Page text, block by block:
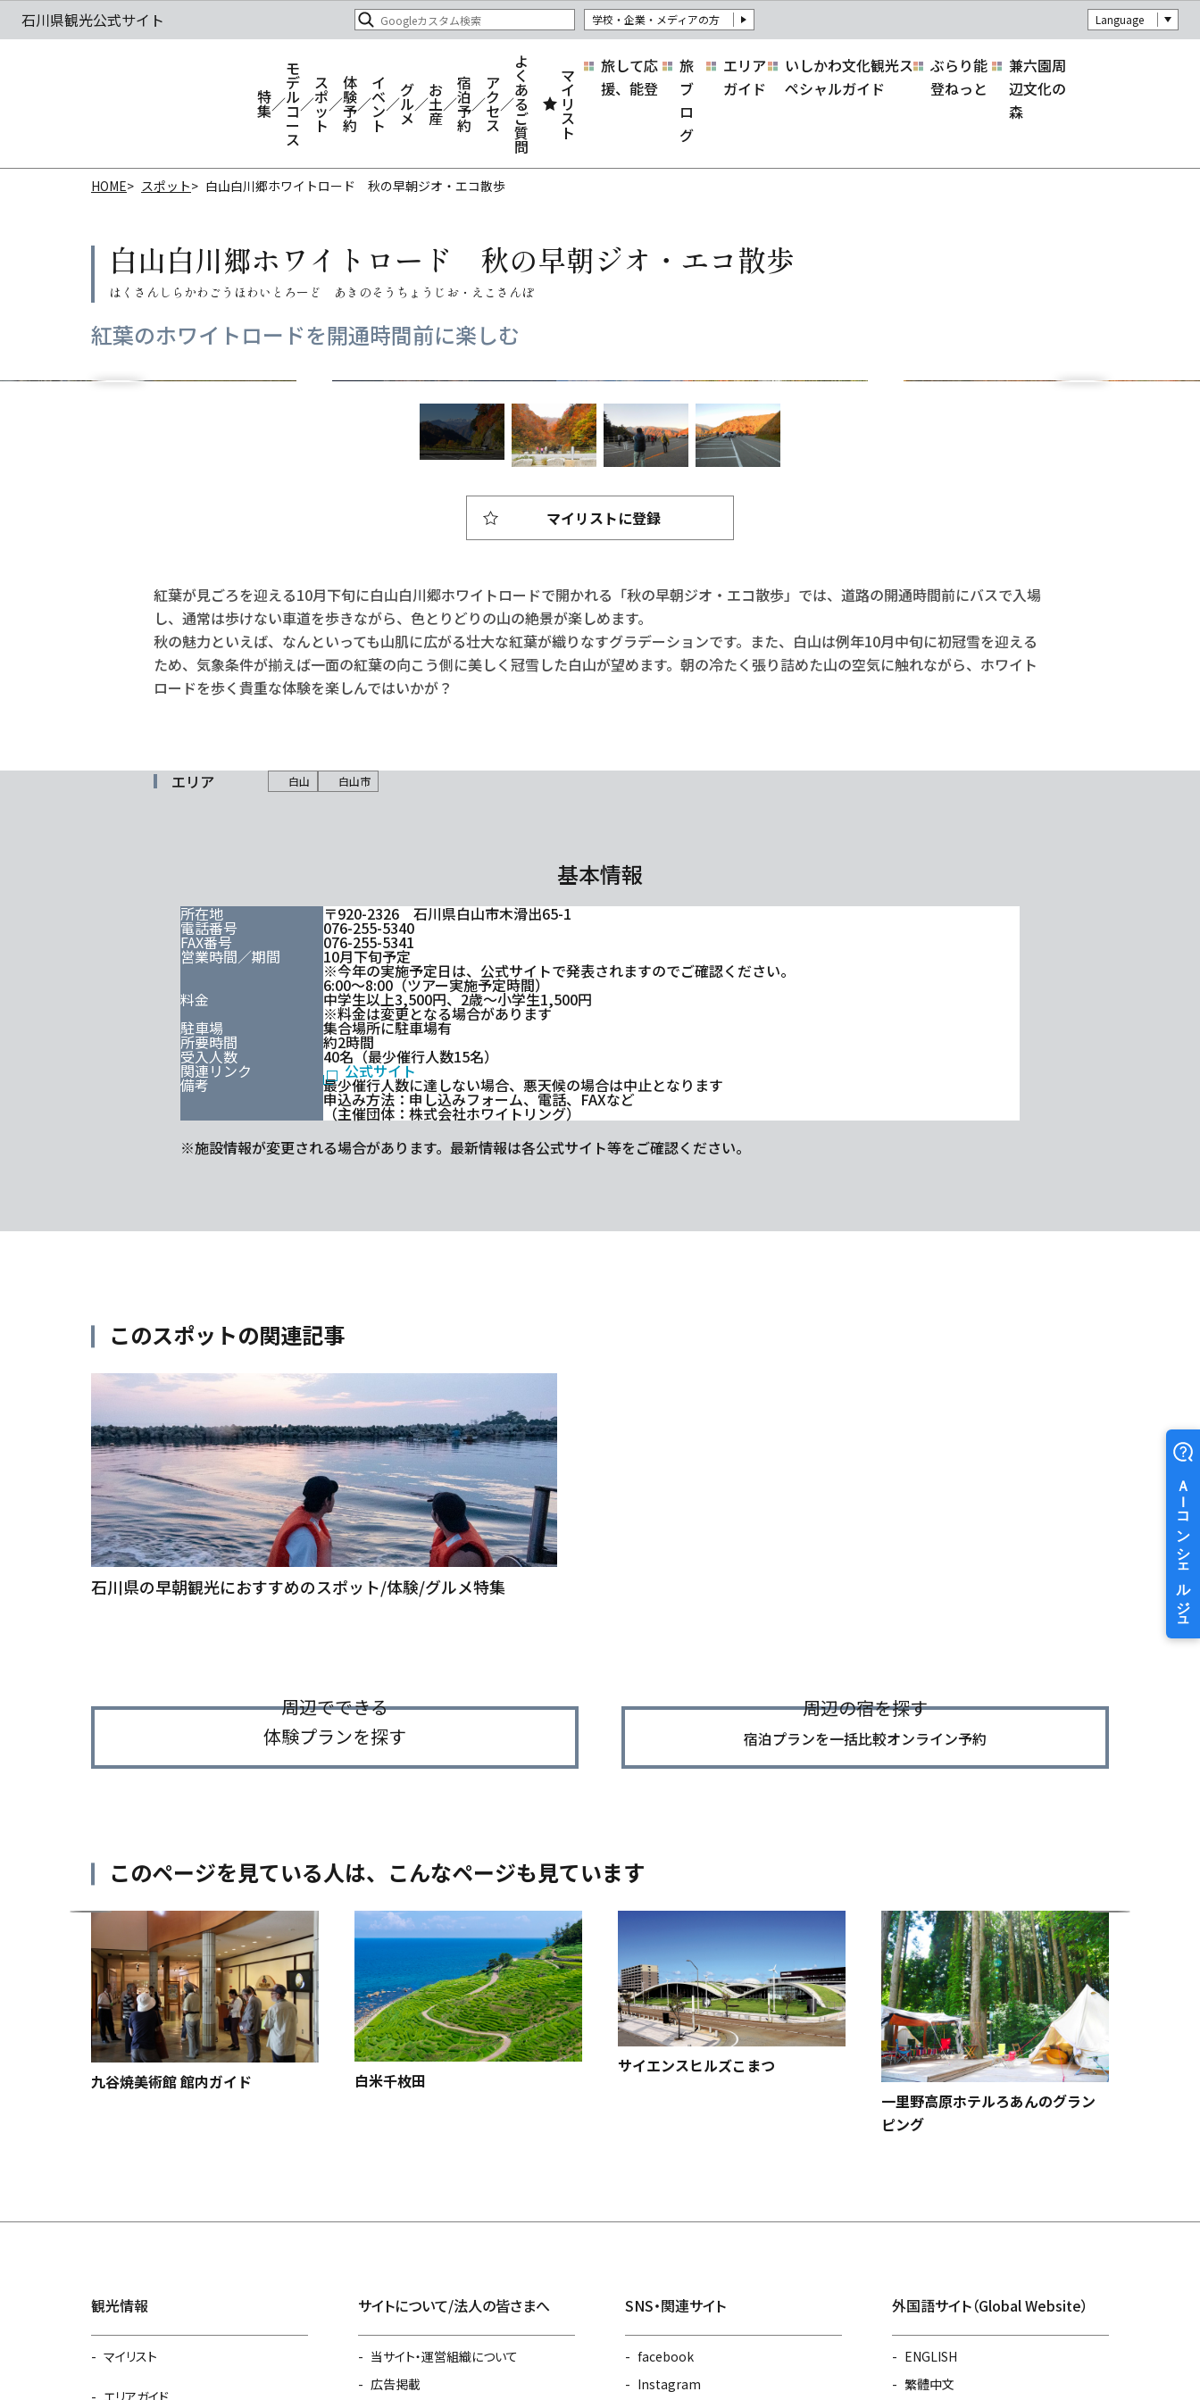
学校・企業・メディアの方 Language
特
集
モ
デ
ル
コ
ー
ス
ス
ポ
ッ
ト
体
験
予
約
イ
ベ
ン
ト
グ
ル
メ
お
土
産
宿
泊
予
約
ア
ク
セ
ス
よ
く
あ
る
ご
質
問
マ
イ
リ
ス
ト
旅して応
援、能登
旅
ブ
ロ
グ
エリア
ガイド
いしかわ文化観光ス
ペシャルガイド
ぶらり能
登ねっと
兼六園周
辺文化の
森
HOME スポット 白山白川郷ホワイトロード 秋の早朝ジオ・エコ散歩
白山白川郷ホワイトロード 秋の早朝ジオ・エコ散歩
紅葉のホワイトロードを開通時間前に楽しむ
紅葉が見ごろを迎える10月下旬に白山白川郷ホワイトロードで開かれる「秋の早朝ジオ・エコ散歩」では、道路の開通時間前にバスで入場
し、通常は歩けない車道を歩きながら、色とりどりの山の絶景が楽しめます。
秋の魅力といえば、なんといっても山肌に広がる壮大な紅葉が織りなすグラデーションです。また、白山は例年10月中旬に初冠雪を迎える
ため、気象条件が揃えば一面の紅葉の向こう側に美しく冠雪した白山が望めます。朝の冷たく張り詰めた山の空気に触れながら、ホワイト
ロードを歩く貴重な体験を楽しんではいかが？
マイリストに登録
エリア 白山 白山市
基本情報
所在地 〒920-2326 石川県白山市木滑出65-1
電話番号 076-255-5340
FAX番号 076-255-5341
営業時間／期間 10月下旬予定
※今年の実施予定日は、公式サイトで発表されますのでご確認ください。
6:00～8:00（ツアー実施予定時間）
料金 中学生以上3,500円、2歳～小学生1,500円
※料金は変更となる場合があります
駐車場 集合場所に駐車場有
所要時間 約2時間
受入人数 40名（最少催行人数15名）
関連リンク 公式サイト
備考 最少催行人数に達しない場合、悪天候の場合は中止となります
申込み方法：申し込みフォーム、電話、FAXなど
（主催団体：株式会社ホワイトリング）
※施設情報が変更される場合があります。最新情報は各公式サイト等をご確認ください。
このスポットの関連記事
石川県の早朝観光におすすめのスポット/体験/グルメ特集
周辺でできる
体験プランを探す
周辺の宿を探す
宿泊プランを一括比較オンライン予約
このページを見ている人は、 こんなページも見ています
九谷焼美術館 館内ガイド 白米千枚田
サイエンスヒルズこまつ
一里野高原ホテルろあんのグラン
ピング
観光情報
マイリスト
エリアガイド
サイトについて/法人の皆さまへ
当サイト・運営組織について
広告掲載
SNS・関連サイト
facebook
Instagram
外国語サイト（Global Website）
ENGLISH
繁體中文